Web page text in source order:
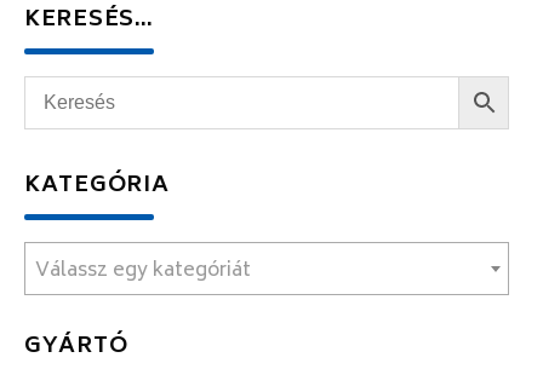
KERESÉS…
KATEGÓRIA
Válassz egy kategóriát
GYÁRTÓ